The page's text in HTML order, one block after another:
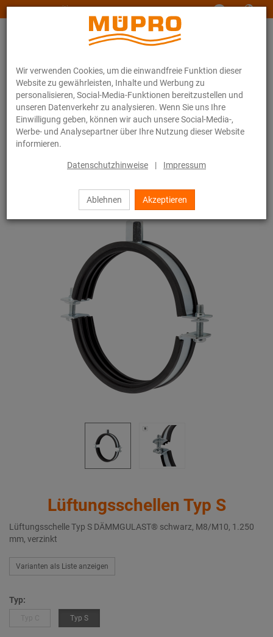
Wir verwenden Cookies, um die einwandfreie Funktion dieser
Website zu gewährleisten, Inhalte und Werbung zu
personalisieren, Social-Media-Funktionen bereitzustellen und
unseren Datenverkehr zu analysieren. Wenn Sie uns Ihre
Einwilligung geben, können wir auch unsere Social-Media-,
Werbe- und Analysepartner über Ihre Nutzung dieser Website
informieren.
Datenschutzhinweise | Impressum
Ablehnen Akzeptieren
www.muepro-maritim.com
Online-Katalog Befestigungstechnik
Lüftungsbefestigung
Rohrschellen für die Lüftungsbefestigung
Lüftungsschellen Typ S
Lüftungsschellen Typ S
Lüftungsschelle Typ S DÄMMGULAST® schwarz, M8/M10, 1.250
mm, verzinkt
Varianten als Liste anzeigen
Typ:
Typ S